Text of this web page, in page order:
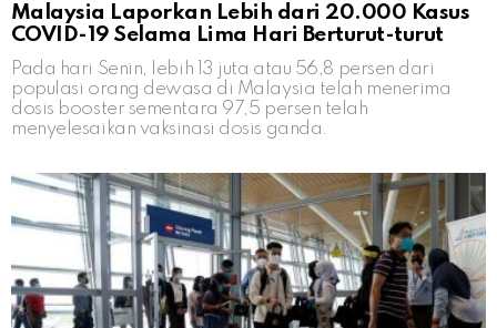
Malaysia Laporkan Lebih dari 20.000 Kasus
COVID-19 Selama Lima Hari Berturut-turut
Pada hari Senin, lebih 13 juta atau 56,8 persen dari
populasi orang dewasa di Malaysia telah menerima
dosis booster sementara 97,5 persen telah
menyelesaikan vaksinasi dosis ganda.